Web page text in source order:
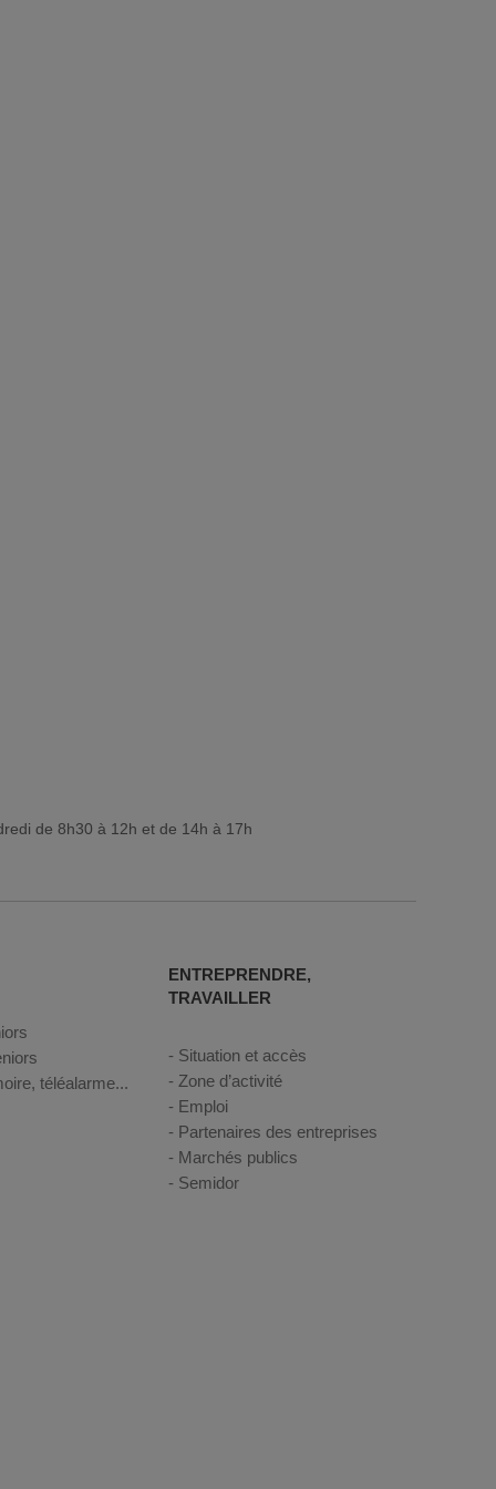
de 8h30 à 12h et de 14h à 17h
téléalarme...
ENTREPRENDRE,
TRAVAILLER
Situation et accès
Zone d’activité
Emploi
Partenaires des entreprises
Marchés publics
Semidor